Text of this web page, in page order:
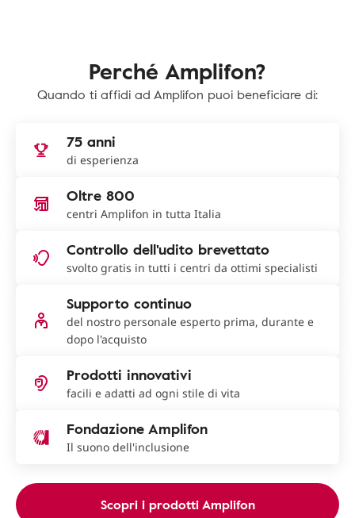
Perché Amplifon?
Quando ti affidi ad Amplifon puoi beneficiare di:
75 anni
di esperienza
Oltre 800
centri Amplifon in tutta Italia
Controllo dell'udito brevettato
svolto gratis in tutti i centri da ottimi specialisti
Supporto continuo
del nostro personale esperto prima, durante e
dopo l'acquisto
Prodotti innovativi
facili e adatti ad ogni stile di vita
Fondazione Amplifon
Il suono dell'inclusione
Scopri i prodotti Amplifon